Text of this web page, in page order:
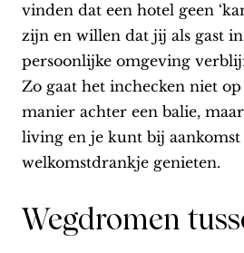
vinden dat een hotel geen
zijn en willen dat jij als gast
persoonlijke omgeving
Zo gaat het inchecken niet
manier achter een balie,
living en je kunt bij aankomst
welkomstdrankje genieten.
Wegdromen